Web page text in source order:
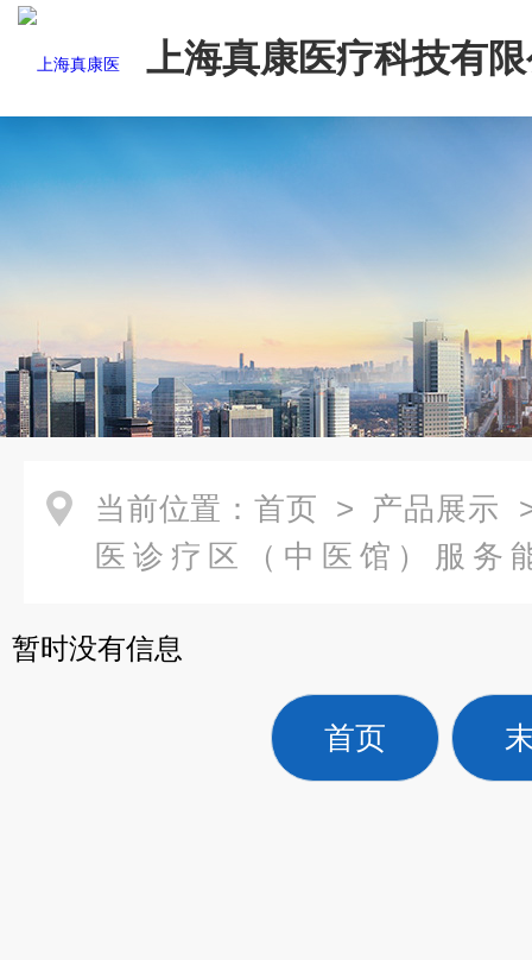
上海真康医疗科技有
当前位置： 首页 > 产品展示
医诊疗区（中医馆）服务
暂时没有信息
首页